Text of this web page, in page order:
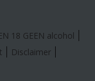
18 GEEN alcohol
Disclaimer